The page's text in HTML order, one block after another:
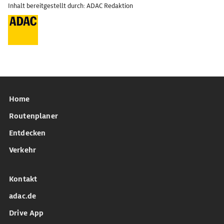
Inhalt bereitgestellt durch: ADAC Redaktion
Home
Routenplaner
Entdecken
Verkehr
Kontakt
adac.de
Drive App